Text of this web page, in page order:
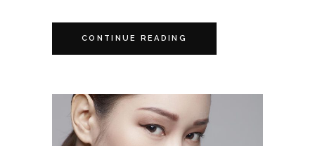
CONTINUE READING